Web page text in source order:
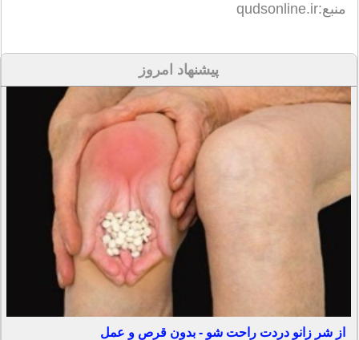
منبع:qudsonline.ir
پیشنهاد امروز
از شر زانو دردت راحت شو - بدون قرص و عمل